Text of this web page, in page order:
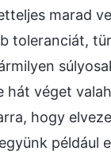
marad
toleranciát,
véget
hogy
például